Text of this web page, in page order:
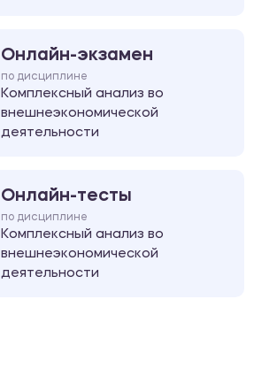
Онлайн-экзамен
по дисциплине
Комплексный анализ во
внешнеэкономической
деятельности
Онлайн-тесты
по дисциплине
Комплексный анализ во
внешнеэкономической
деятельности